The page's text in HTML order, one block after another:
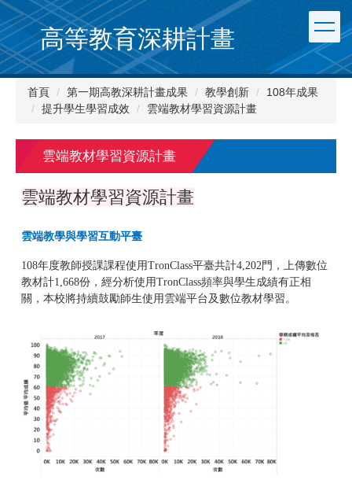
跳
到
主
要
內
高等教育深耕計畫
首頁 第一期高教深耕計畫成果 教學創新
108年成果
提升學生學習成效
雲端教材學習資源計畫
雲端教材學習資源計畫
雲端教材學習資源計畫
雲端教學與學習互動平臺
108年度教師授課課程使用TronClass平臺共計4,202門，上傳數位
教材計1,668份，經分析使用TronClass頻率與學生成績有正相
關，本校將持續鼓勵師生使用雲端平台及數位教材學習。